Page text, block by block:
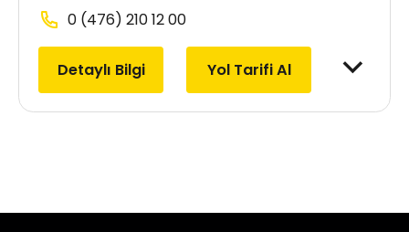
0 (476) 210 12 00
Detaylı Bilgi Yol Tarifi Al